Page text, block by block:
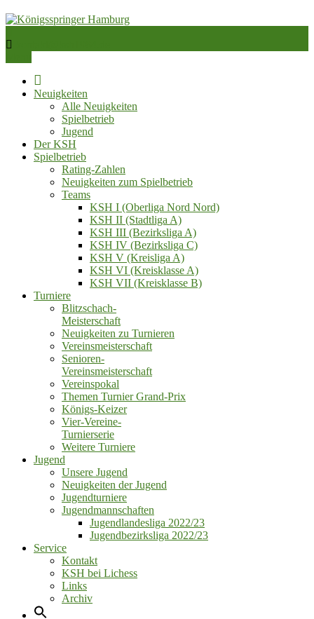
Skip
to
Königsspringer Hamburg
Schachverein von 1984 e.V.
Neuigkeiten
Alle Neuigkeiten
Spielbetrieb
Jugend
Der KSH
Spielbetrieb
Rating-Zahlen
Neuigkeiten zum Spielbetrieb
Teams
KSH I (Oberliga Nord Nord)
KSH II (Stadtliga A)
KSH III (Bezirksliga A)
KSH IV (Bezirksliga C)
KSH V (Kreisliga A)
KSH VI (Kreisklasse A)
KSH VII (Kreisklasse B)
Turniere
Blitzschach‑
Meisterschaft
Neuigkeiten zu Turnieren
Vereinsmeisterschaft
Senioren‑
Vereinsmeisterschaft
Vereinspokal
Themen Turnier Grand‑Prix
Königs‑Keizer
Vier‑Vereine‑
Turnierserie
Weitere Turniere
Jugend
Unsere Jugend
Neuigkeiten der Jugend
Jugendturniere
Jugendmannschaften
Jugendlandesliga 2022/23
Jugendbezirksliga 2022/23
Service
Kontakt
KSH bei Lichess
Links
Archiv